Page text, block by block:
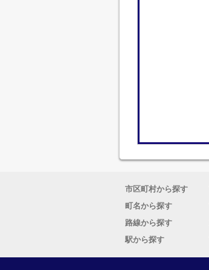
市区町村から探す
町名から探す
路線から探す
駅から探す